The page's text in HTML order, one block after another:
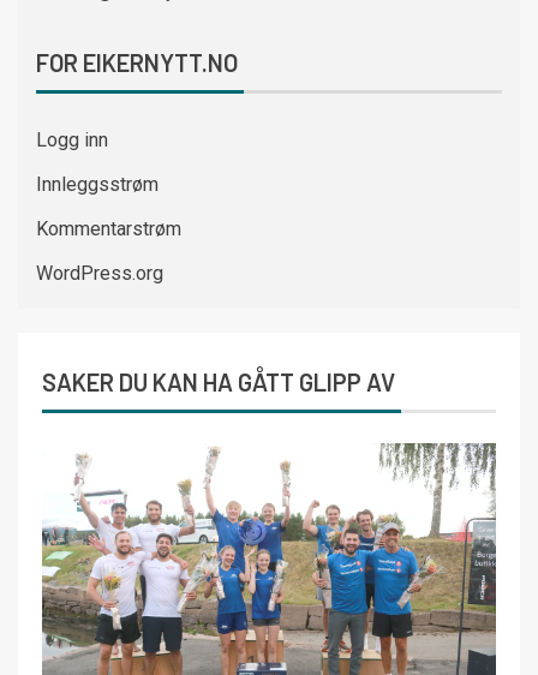
FOR EIKERNYTT.NO
Logg inn
Innleggsstrøm
Kommentarstrøm
WordPress.org
SAKER DU KAN HA GÅTT GLIPP AV